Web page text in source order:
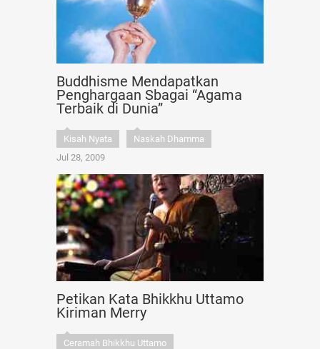
Buddhisme Mendapatkan
Penghargaan Sbagai “Agama
Terbaik di Dunia”
Kisah Nyata
Naskah Dhamma
Jul 28, 2009
Petikan Kata Bhikkhu Uttamo
Kiriman Merry
Ceramah Bhikkhu Uttamo